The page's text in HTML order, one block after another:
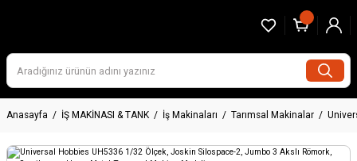
Anasayfa İŞ MAKİNASI & TANK İş Makinaları Tarımsal Makinalar